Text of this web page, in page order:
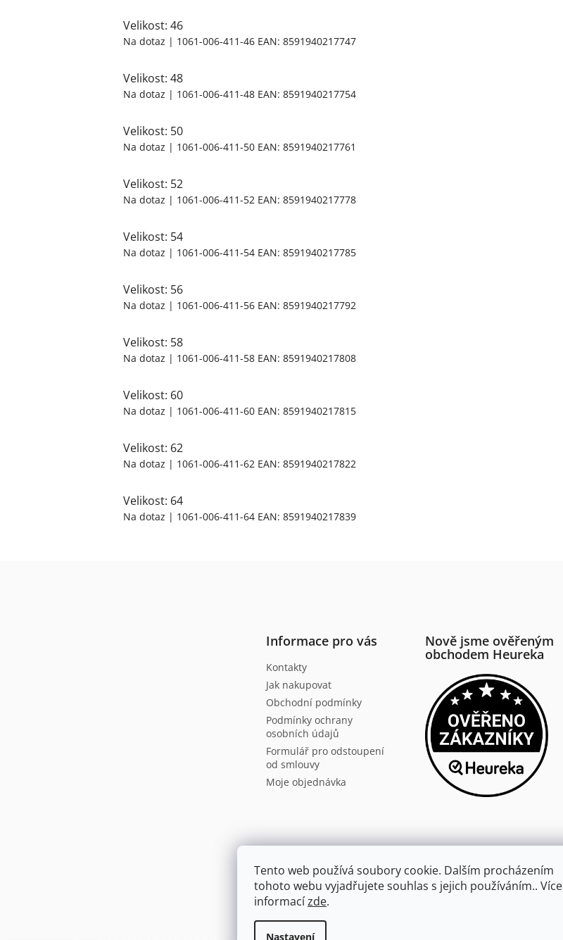
Tento web používá soubory cookie. Dalším procházením
tohoto webu vyjadřujete souhlas s jejich používáním.. Více
informacízde.
Nastavení
Velikost: 46
Na dotaz | 1061-006-411-46 EAN: 8591940217747
Velikost: 48
Na dotaz | 1061-006-411-48 EAN: 8591940217754
Velikost: 50
Na dotaz | 1061-006-411-50 EAN: 8591940217761
Velikost: 52
Na dotaz | 1061-006-411-52 EAN: 8591940217778
Velikost: 54
Na dotaz | 1061-006-411-54 EAN: 8591940217785
Velikost: 56
Na dotaz | 1061-006-411-56 EAN: 8591940217792
Velikost: 58
Na dotaz | 1061-006-411-58 EAN: 8591940217808
Velikost: 60
Na dotaz | 1061-006-411-60 EAN: 8591940217815
Velikost: 62
Na dotaz | 1061-006-411-62 EAN: 8591940217822
Velikost: 64
Na dotaz | 1061-006-411-64 EAN: 8591940217839
Informace pro vás
Kontakty
Jak nakupovat
Obchodní podmínky
Podmínky ochrany
osobních údajů
Formulář pro odstoupení
od smlouvy
Moje objednávka
Nově jsme ověřeným
obchodem Heureka
broušení